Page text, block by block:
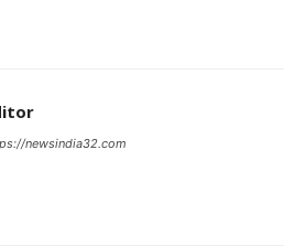
newsindia32.com